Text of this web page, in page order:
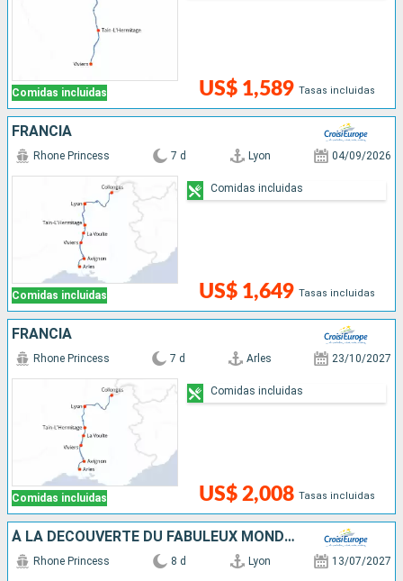
Comidas incluidas US$ 1,589 Tasas incluidas
FRANCIA
Comidas incluidas
Rhone Princess 7 d Lyon 04/09/2026
US$ 1,649 Tasas incluidas
Comidas incluidas
FRANCIA
Comidas incluidas
Rhone Princess 7 d Arles 23/10/2027
US$ 2,008 Tasas incluidas
Comidas incluidas
À LA DÉCOUVERTE DU FABULEUX MONDE DE LA VIGNE ET DU VIN, TERROIRS D'EXCEPTION DU RHÔNE ET DE LA SAÔNE
Rhone Princess 8 d Lyon 13/07/2027